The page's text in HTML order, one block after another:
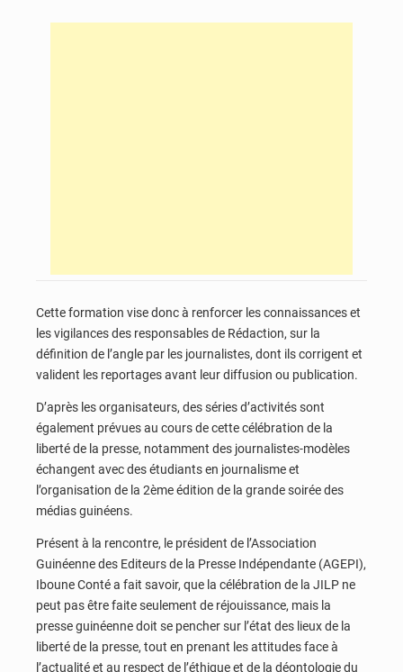
Cette formation vise donc à renforcer les connaissances et
les vigilances des responsables de Rédaction, sur la
définition de l’angle par les journalistes, dont ils corrigent et
valident les reportages avant leur diffusion ou publication.
D’après les organisateurs, des séries d’activités sont
également prévues au cours de cette célébration de la
liberté de la presse, notamment des journalistes-modèles
échangent avec des étudiants en journalisme et
l’organisation de la 2ème édition de la grande soirée des
médias guinéens.
Présent à la rencontre, le président de l’Association
Guinéenne des Editeurs de la Presse Indépendante (AGEPI),
Iboune Conté a fait savoir, que la célébration de la JILP ne
peut pas être faite seulement de réjouissance, mais la
presse guinéenne doit se pencher sur l’état des lieux de la
liberté de la presse, tout en prenant les attitudes face à
l’actualité et au respect de l’éthique et de la déontologie du